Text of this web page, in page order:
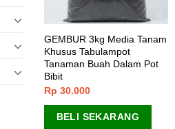
GEMBUR 3kg Media Tanam
Khusus Tabulampot
Tanaman Buah Dalam Pot
Bibit
Rp 30.000
BELI SEKARANG